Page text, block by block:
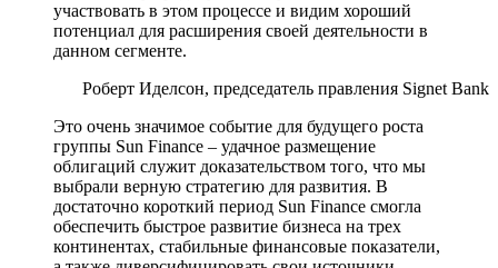
участвовать в этом процессе и видим хороший
потенциал для расширения своей деятельности в
данном сегменте.
Роберт Иделсон, председатель правления Signet Bank
Это очень значимое событие для будущего роста
группы Sun Finance – удачное размещение
облигаций служит доказательством того, что мы
выбрали верную стратегию для развития. В
достаточно короткий период Sun Finance смогла
обеспечить быстрое развитие бизнеса на трех
континентах, стабильные финансовые показатели,